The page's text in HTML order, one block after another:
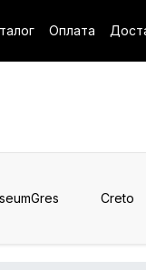
Оплата
Creto